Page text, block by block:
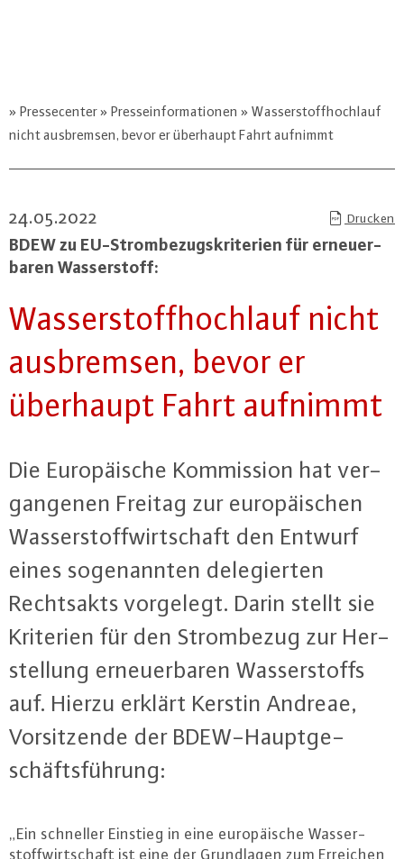
Pressecenter Presseinformationen
Wasserstoffhochlauf
nicht ausbremsen, bevor er überhaupt Fahrt aufnimmt
24.05.2022 Drucken
BDEW zu EU-Strom­be­zugs­kri­te­ri­en für er­neu­er­
ba­ren Was­ser­stoff:
Was­ser­stoff­hoch­lauf nicht
aus­brem­sen, bevor er
überhaupt Fahrt aufnimmt
Die Eu­ro­päi­sche Kom­mis­si­on hat ver­
gan­ge­nen Freitag zur eu­ro­päi­schen
Was­ser­stoff­wirt­schaft den Entwurf
eines so­ge­nann­ten de­le­gier­ten
Rechts­akts vorgelegt. Darin stellt sie
Kriterien für den Strom­be­zug zur Her­
stel­lung er­neu­er­ba­ren Was­ser­stoffs
auf. Hierzu erklärt Kerstin Andreae,
Vor­sit­zen­de der BDEW-Haupt­ge­
schäfts­füh­rung:
„Ein schneller Einstieg in eine eu­ro­päi­sche Was­ser­
stoff­wirt­schaft ist eine der Grund­la­gen zum Erreichen